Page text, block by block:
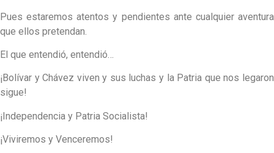
Pues estaremos atentos y pendientes ante cualquier aventura
que ellos pretendan.
El que entendió, entendió…
¡Bolívar y Chávez viven y sus luchas y la Patria que nos legaron
sigue!
¡Independencia y Patria Socialista!
¡Viviremos y Venceremos!